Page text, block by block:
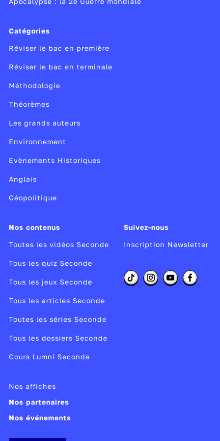
Catégories
Réviser le bac en première
Réviser le bac en terminale
Méthodologie
Théorèmes
Les grands auteurs
Environnement
Evènements Historiques
Anglais
Géopolitique
Nos contenus
Toutes les vidéos Seconde
Tous les quiz Seconde
Tous les jeux Seconde
Tous les articles Seconde
Toutes les séries Seconde
Tous les dossiers Seconde
Cours Lumni Seconde
Suivez-nous
Inscription Newsletter
Nos affiches
Nos partenaires
Nos événements